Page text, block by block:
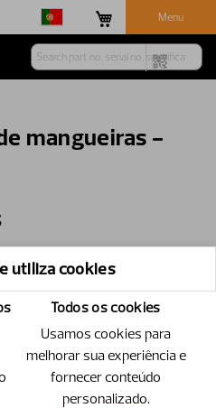
Menu
mangueiras -
utiliza cookies
Todos os cookies
Usamos cookies para
melhorar sua experiência e
fornecer conteúdo
personalizado.